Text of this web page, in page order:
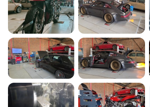
personnelle bolid. Servez-vous de bolid pour
de Charleroi et pour faire grimper vos opportunités
d'estime dans votre commune et pour être certain
devis pour la réparation ou l'entretien de votre
des économies grâce à bolid. Vous remarquerez
possédez toutes les infos pour juger un large choix
titre que le garage Garage Pierard Fils , sont
Charleroi. Vous parviendrez à les comparer grâce à
aperçus et leur périmètre. Si vous voulez choisir le
, adressez-vous au +32 71 50 00 91 pour évoquer
rendez-vous.